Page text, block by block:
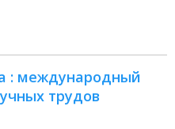
: международный
трудов